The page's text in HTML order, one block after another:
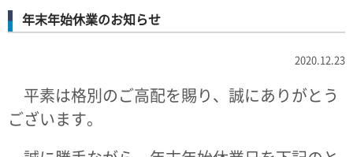
年末年始休業のお知らせ
2020.12.23
平素は格別のご高配を賜り、誠にありがとう
ございます。